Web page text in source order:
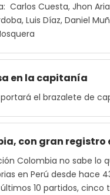
Carlos Cuesta, Jhon
Luis Díaz, Daniel
en la capitanía
portará el brazalete de
con gran registro
Colombia no sabe lo
en Perú desde hace
10 partidos, cinco